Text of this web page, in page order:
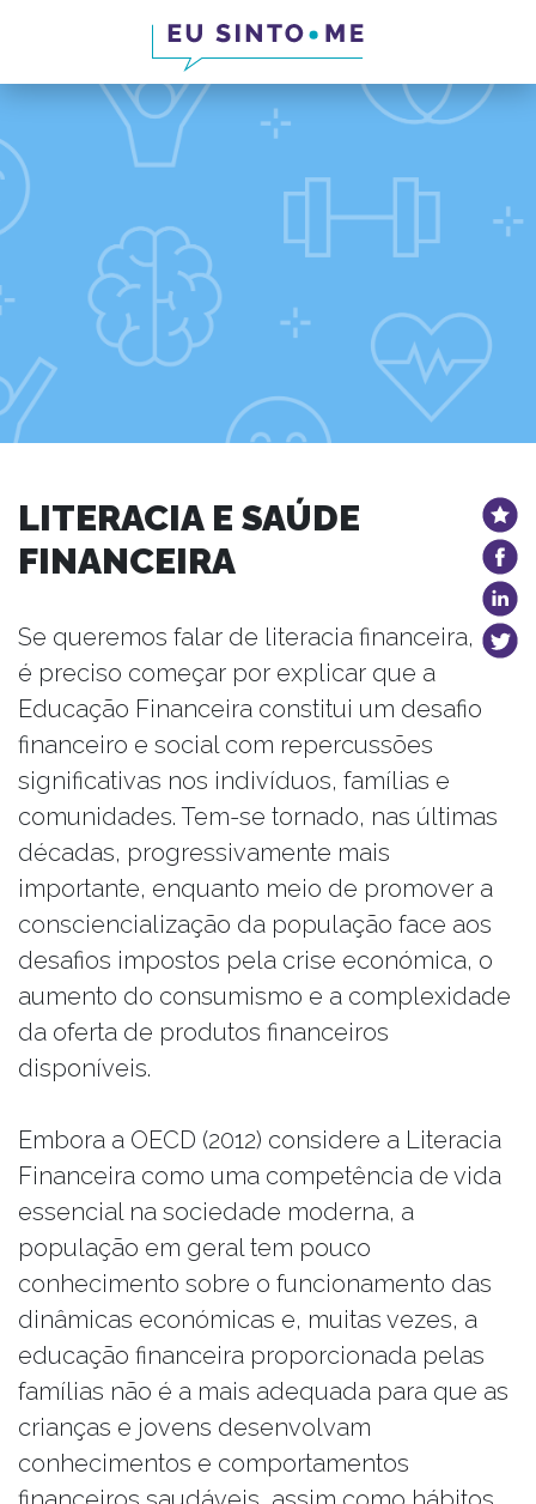
LITERACIA E SAÚDE
FINANCEIRA
Se queremos falar de literacia financeira,
é preciso começar por explicar que a
Educação Financeira constitui um desafio
financeiro e social com repercussões
significativas nos indivíduos, famílias e
comunidades. Tem-se tornado, nas últimas
décadas, progressivamente mais
importante, enquanto meio de promover a
consciencialização da população face aos
desafios impostos pela crise económica, o
aumento do consumismo e a complexidade
da oferta de produtos financeiros
disponíveis.
Embora a OECD (2012) considere a Literacia
Financeira como uma competência de vida
essencial na sociedade moderna, a
população em geral tem pouco
conhecimento sobre o funcionamento das
dinâmicas económicas e, muitas vezes, a
educação financeira proporcionada pelas
famílias não é a mais adequada para que as
crianças e jovens desenvolvam
conhecimentos e comportamentos